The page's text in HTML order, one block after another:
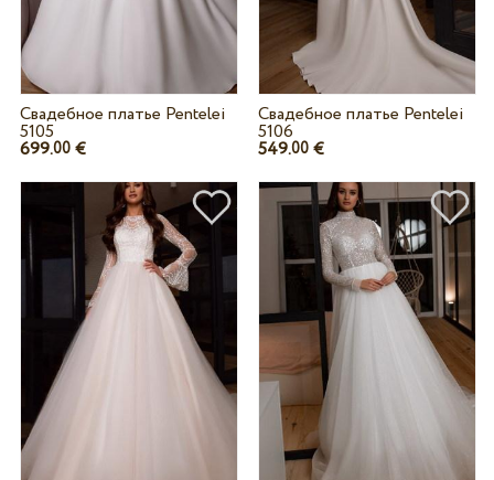
Свадебное платье Pentelei
5105
699.00€
Свадебное платье Pentelei
5106
549.00 €